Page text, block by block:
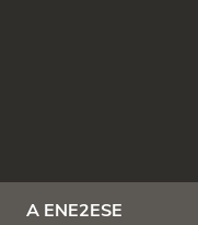
A ENE2ESE